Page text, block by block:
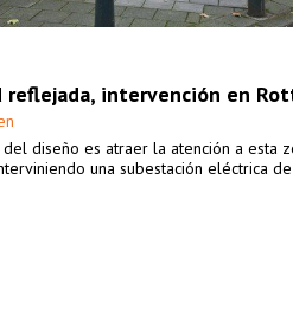
reflejada, intervención en
diseño es atraer la atención a esta
una subestación eléctrica